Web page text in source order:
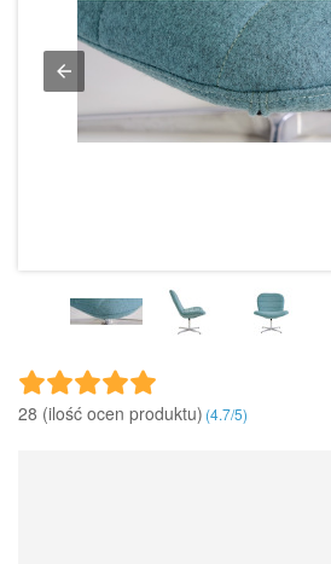
28 (ilość ocen produktu)‎(4.7/5)